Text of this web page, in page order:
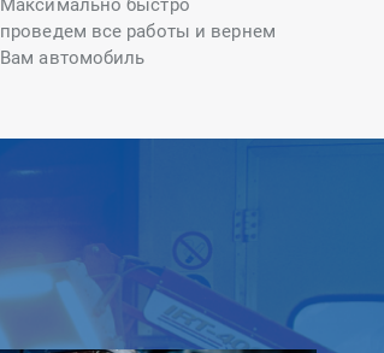
Максимально быстро
проведем все работы и вернем
Вам автомобиль